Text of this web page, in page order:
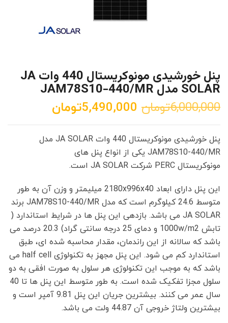
پنل خورشیدی مونوکریستال 440 وات JA
SOLAR مدل JAM78S10-440/MR
6,000,000تومان ق
ی
م
ت
ا
ص
ل
ی
6
,
0
0
0
,
0
0
5,490,000تومان
ی
م
ت
ل
ی
5
,
4
9
0
,
0
پنل خورشیدی مونوکریستال 440 وات JA SOLAR مدل
JAM78S10-440/MR یکی از انواع پنل های
مونوکریستال PERC شرکت JA SOLAR است.
این پنل دارای ابعاد 2180x996x40 میلیمتر و وزن آن به طور
متوسط 24.6 کیلوگرم است که مدل JAM78S10-440/MR برند
JA SOLAR می باشد. بازدهی این پنل ها در شرایط استاندارد (
تابش 1000w/m2 و دمای 25 درجه سانتی گراد) 20.3 درصد می
باشد که سالانه از این راندمان، مقدار محاسبه شده ای، طبق
استاندارد کم می شود. این پنل مجهز به تکنولوژی half cell می
باشد که به موجب این تکنولوژی هر سلول به صورت افقی به دو
سلول مجزا تفکیک شده است. به طور متوسط این پنل ها تا 40
سال عمر می کنند. بیشترین جریان این پنل 9.81 آمپر است و
بیشترین ولتاژ خروجی آن 44.87 ولت می باشد.